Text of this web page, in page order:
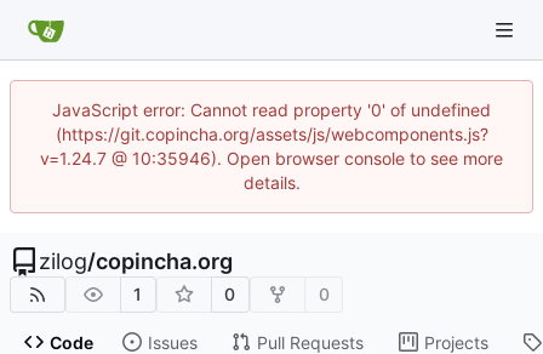
JavaScript error: Cannot read property '0' of undefined
(https://git.copincha.org/assets/js/webcomponents.js?
v=1.24.7 @ 10:35946). Open browser console to see more
details.
zilog/copincha.org
1 0 0
Code Issues Pull Requests Projects